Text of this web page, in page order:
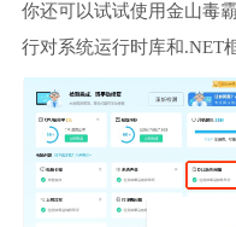
你还可以试试使用金山毒
行对系统运行时库和.NET